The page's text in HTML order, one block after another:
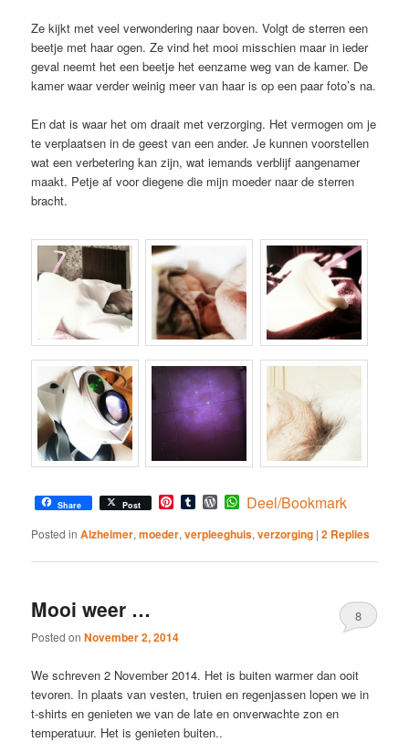
Ze kijkt met veel verwondering naar boven. Volgt de sterren een
beetje met haar ogen. Ze vind het mooi misschien maar in ieder
geval neemt het een beetje het eenzame weg van de kamer. De
kamer waar verder weinig meer van haar is op een paar foto’s na.
En dat is waar het om draait met verzorging. Het vermogen om je
te verplaatsen in de geest van een ander. Je kunnen voorstellen
wat een verbetering kan zijn, wat iemands verblijf aangenamer
maakt. Petje af voor diegene die mijn moeder naar de sterren
bracht.
Share Post Pinterest
TumblrWordPress
WhatsApp
Deel/Bookmark
Posted in Alzheimer,moeder,verpleeghuis,verzorging |2 Replies
Mooi weer …
Posted onNovember 2, 2014
8
We schreven 2 November 2014. Het is buiten warmer dan ooit
tevoren. In plaats van vesten, truien en regenjassen lopen we in
t-shirts en genieten we van de late en onverwachte zon en
temperatuur. Het is genieten buiten..